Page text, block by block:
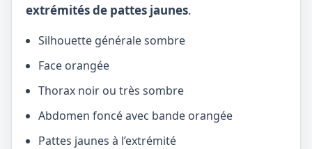
extrémités de pattes jaunes.
Silhouette générale sombre
Face orangée
Thorax noir ou très sombre
Abdomen foncé avec bande orangée
Pattes jaunes à l’extrémité